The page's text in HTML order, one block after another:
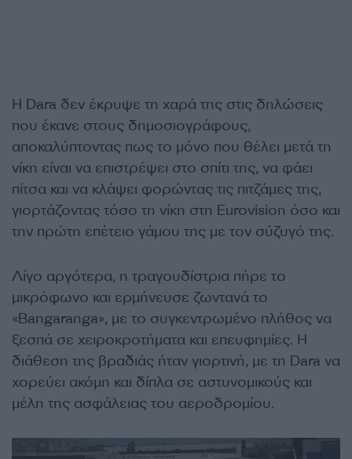
Η Dara δεν έκρυψε τη χαρά της στις δηλώσεις
που έκανε στους δημοσιογράφους,
αποκαλύπτοντας πως το μόνο που θέλει μετά τη
νίκη είναι να επιστρέψει στο σπίτι της, να φάει
πίτσα και να κλάψει φορώντας τις πιτζάμες της,
γιορτάζοντας τόσο τη νίκη στη Eurovision όσο και
την πρώτη επέτειο γάμου της με τον σύζυγό της.
Λίγο αργότερα, η τραγουδίστρια πήρε το
μικρόφωνο και ερμήνευσε ζωντανά το
«Bangaranga», με το συγκεντρωμένο πλήθος να
ξεσπά σε χειροκροτήματα και επευφημίες. Η
διάθεση της βραδιάς ήταν γιορτινή, με τη Dara να
χορεύει ακόμη και δίπλα σε αστυνομικούς και
μέλη της ασφάλειας του αεροδρομίου.